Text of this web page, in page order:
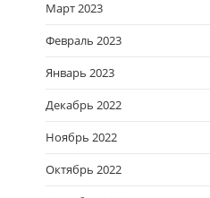
Март 2023
Февраль 2023
Январь 2023
Декабрь 2022
Ноябрь 2022
Октябрь 2022